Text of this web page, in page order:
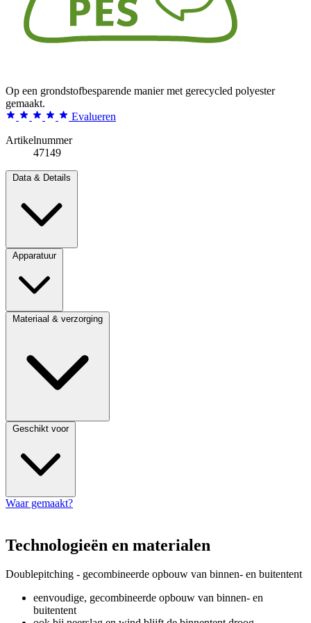
Op een grondstofbesparende manier met gerecycled polyester
gemaakt.
Evalueren
Artikelnummer
47149
Data & Details
Apparatuur
Materiaal & verzorging
Geschikt voor
Waar gemaakt?
Technologieën en materialen
Doublepitching - gecombineerde opbouw van binnen- en buitentent
eenvoudige, gecombineerde opbouw van binnen- en
buitentent